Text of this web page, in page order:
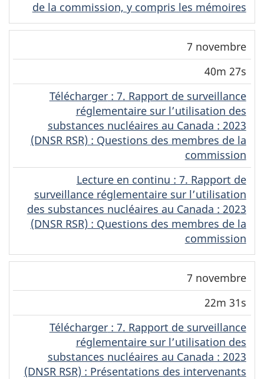
de la commission, y compris les mémoires
7 novembre
40m 27s
Télécharger(Original)
: 7. Rapport de surveillance
réglementaire sur l’utilisation des
substances nucléaires au Canada : 2023
(DNSR RSR) : Questions des membres de la
commission
Lecture en continu (Original)
: 7. Rapport de
surveillance réglementaire sur l’utilisation
des substances nucléaires au Canada : 2023
(DNSR RSR) : Questions des membres de la
commission
7 novembre
22m 31s
Télécharger(Original)
: 7. Rapport de surveillance
réglementaire sur l’utilisation des
substances nucléaires au Canada : 2023
(DNSR RSR) : Présentations des intervenants